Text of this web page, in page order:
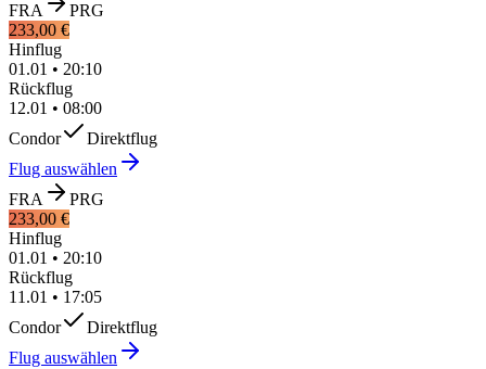
FRA
PRG
233,00 €
Hinflug
01.01 • 20:10
Rückflug
12.01 • 08:00
Condor
Direktflug
Flug auswählen
FRA
PRG
233,00 €
Hinflug
01.01 • 20:10
Rückflug
11.01 • 17:05
Condor
Direktflug
Flug auswählen